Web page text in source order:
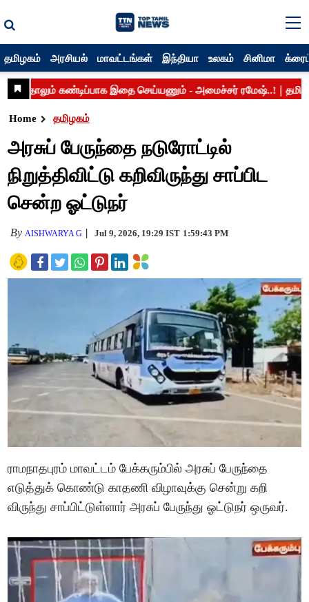
தமிழகம் அரசியல் மாவட்டங்கள் இந்தியா உலகம் சினிமா
Home தமிழகம்
அரசுப் பேருந்தை நடுரோட்டில்
நிறுத்திவிட்டு கறிவிருந்து சாப்பிட
சென்ற ஓட்டுநர்
By AISHWARYA G Jul 9, 2026, 19:29 IST 1:59:43 PM
ராமநாதபுரம் மாவட்டம் பேக்கரும்பில் அரசுப் பேருந்தை
எடுத்துக் கொண்டு காதணி விழாவுக்கு சென்று கறி
விருந்து சாப்பிட்டுள்ளார் அரசுப் பேருந்து ஓட்டுநர் ஒருவர்.